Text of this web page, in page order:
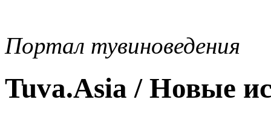
Портал тувиноведения
Tuva.Asia / Новые